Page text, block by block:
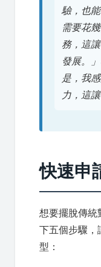
驗，也
需要花
務，這
發展。
是，我
力，這
快速申
想要擺脫傳統
下五個步驟，
型：